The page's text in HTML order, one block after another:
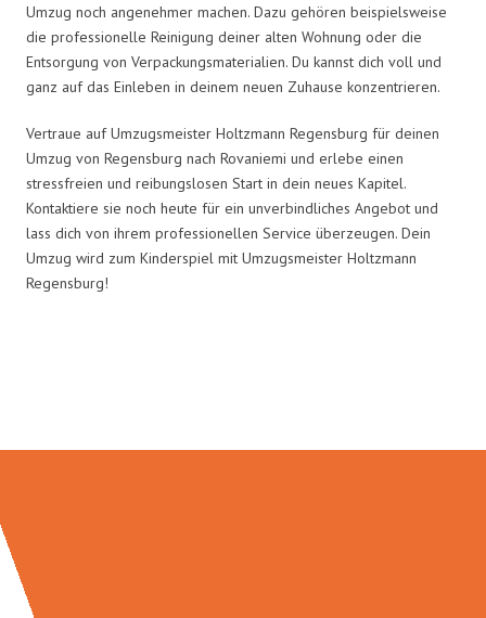
Umzug noch angenehmer machen. Dazu gehören beispielsweise
die professionelle Reinigung deiner alten Wohnung oder die
Entsorgung von Verpackungsmaterialien. Du kannst dich voll und
ganz auf das Einleben in deinem neuen Zuhause konzentrieren.
Vertraue auf Umzugsmeister Holtzmann Regensburg für deinen
Umzug von Regensburg nach Rovaniemi und erlebe einen
stressfreien und reibungslosen Start in dein neues Kapitel.
Kontaktiere sie noch heute für ein unverbindliches Angebot und
lass dich von ihrem professionellen Service überzeugen. Dein
Umzug wird zum Kinderspiel mit Umzugsmeister Holtzmann
Regensburg!